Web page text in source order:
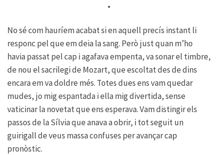
•
No sé com hauríem acabat si en aquell precís instant li
responc pel que em deia la sang. Però just quan m’ho
havia passat pel cap i agafava empenta, va sonar el timbre,
de nou el sacrilegi de Mozart, que escoltat des de dins
encara em va doldre més. Totes dues ens vam quedar
mudes, jo mig espantada i ella mig divertida, sense
vaticinar la novetat que ens esperava. Vam distingir els
passos de la Sílvia que anava a obrir, i tot seguit un
guirigall de veus massa confuses per avançar cap
pronòstic.